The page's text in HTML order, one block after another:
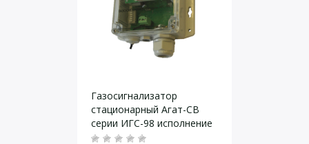
Газосигнализатор
стационарный Агат-СВ
серии ИГС-98 исполнение
011